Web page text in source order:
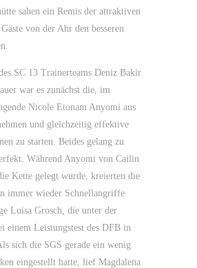
sahen ein Remis der attraktiven
von der Ahr den besseren
SC 13 Trainerteams Deniz Bakir
war es zunächst die, im
Nicole Etonam Anyomi aus
und gleichzeitig effektive
zu starten. Beides gelang zu
Während Anyomi von Cailin
Kette gelegt wurde, kreierten die
immer wieder Schnellangriffe
Luisa Grosch, die unter der
einem Leistungstest des DFB in
sich die SGS gerade ein wenig
eingestellt hatte, lief Magdalena